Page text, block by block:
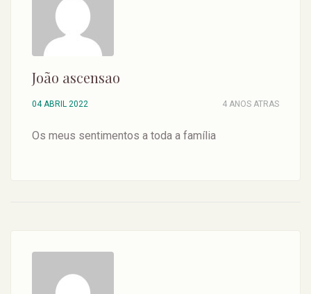
João ascensao
04 ABRIL 2022 4 ANOS ATRAS
Os meus sentimentos a toda a família